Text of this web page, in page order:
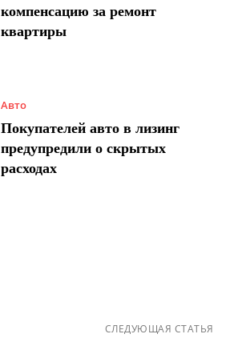
компенсацию за ремонт
квартиры
Авто
Покупателей авто в лизинг
предупредили о скрытых
расходах
СЛЕДУЮЩАЯ СТАТЬЯ